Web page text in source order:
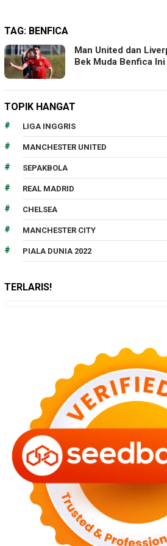
TAG: BENFICA
Man United dan
Bek Muda Benfica Ini
TOPIK HANGAT
LIGA INGGRIS
MANCHESTER UNITED
SEPAKBOLA
REAL MADRID
CHELSEA
MANCHESTER CITY
PIALA DUNIA 2022
TERLARIS!